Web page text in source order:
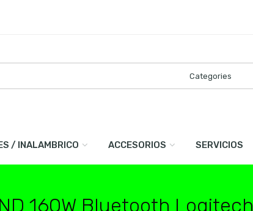
/ INALAMBRICO ACCESORIOS SERVICIOS
160W Bluetooth Logitech